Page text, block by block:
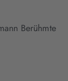
Berühmte